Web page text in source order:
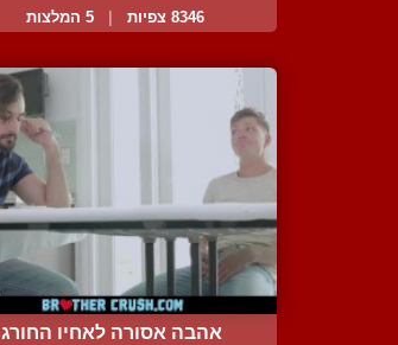
8346 צפיות 5 המלצות
אהבה אסורה לאחיו החורג